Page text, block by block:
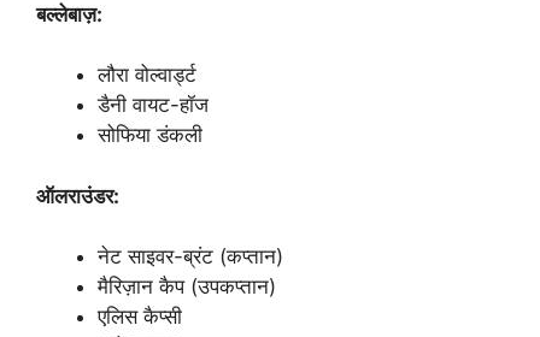
बल्लेबाज़:
लौरा वोल्वार्ड्ट
डैनी वायट-हॉज
सोफिया डंकली
ऑलराउंडर:
नेट साइवर-ब्रंट (कप्तान)
मैरिज़ान कैप (उपकप्तान)
एलिस कैप्सी